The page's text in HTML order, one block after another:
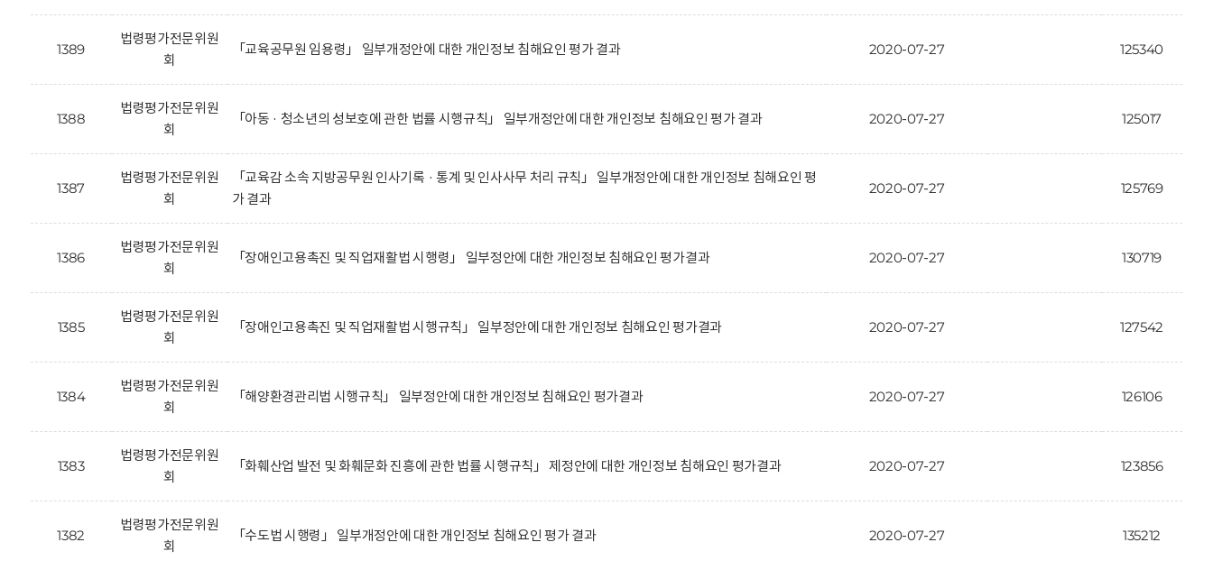
1389
법령평가전문위원
회
「교육공무원 임용령」 일부개정안에 대한 개인정보 침해요인 평가 결과 2020-07-27 125340
1388
법령평가전문위원
회
「아동 · 청소년의 성보호에 관한 법률 시행규칙」 일부개정안에 대한 개인정보 침해요인 평가 결과 2020-07-27 125017
1387
법령평가전문위원
회
「교육감 소속 지방공무원 인사기록 · 통계 및 인사사무 처리 규칙」 일부개정안에 대한 개인정보 침해요인 평
가 결과
2020-07-27 125769
1386
법령평가전문위원
회
「장애인고용촉진 및 직업재활법 시행령」 일부정안에 대한 개인정보 침해요인 평가결과 2020-07-27 130719
1385
법령평가전문위원
회
「장애인고용촉진 및 직업재활법 시행규칙」 일부정안에 대한 개인정보 침해요인 평가결과 2020-07-27 127542
1384
법령평가전문위원
회
「해양환경관리법 시행규칙」 일부정안에 대한 개인정보 침해요인 평가결과 2020-07-27 126106
1383
법령평가전문위원
회
「화훼산업 발전 및 화훼문화 진흥에 관한 법률 시행규칙」 제정안에 대한 개인정보 침해요인 평가결과 2020-07-27 123856
1382
법령평가전문위원
회
「수도법 시행령」 일부개정안에 대한 개인정보 침해요인 평가 결과 2020-07-27 135212